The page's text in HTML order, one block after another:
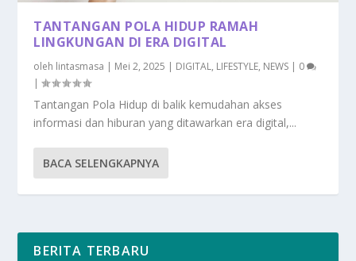
TANTANGAN POLA HIDUP RAMAH
LINGKUNGAN DI ERA DIGITAL
oleh lintasmasa | Mei 2, 2025 | DIGITAL, LIFESTYLE, NEWS | 0
|
Tantangan Pola Hidup di balik kemudahan akses
informasi dan hiburan yang ditawarkan era digital,...
BACA SELENGKAPNYA
BERITA TERBARU